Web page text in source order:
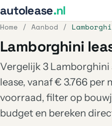
autolease.nl
Home / Aanbod /
Lamborghini
Vergelijk 3
lease, vanaf € 3.766 per
voorraad, filter op
budget en bereken